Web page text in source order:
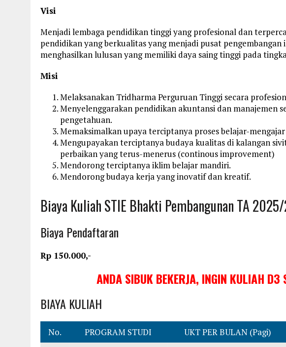
Visi
Menjadi lembaga pendidikan tinggi yang profesional dan
pendidikan yang berkualitas yang menjadi pusat
menghasilkan lulusan yang memiliki daya saing tinggi pada
Misi
Melaksanakan Tridharma Perguruan Tinggi secara
Menyelenggarakan pendidikan akuntansi dan manajemen
pengetahuan.
Memaksimalkan upaya terciptanya proses belajar-
Mengupayakan terciptanya budaya kualitas di kalangan
perbaikan yang terus-menerus (continous improvement)
Mendorong terciptanya iklim belajar mandiri.
Mendorong budaya kerja yang inovatif dan kreatif.
Biaya Kuliah STIE Bhakti Pembangunan TA
Biaya Pendaftaran
Rp 150.000,-
ANDA SIBUK BEKERJA, INGIN KULIAH D3
BIAYA KULIAH
No. PROGRAM STUDI UKT PER BULAN (Pagi)